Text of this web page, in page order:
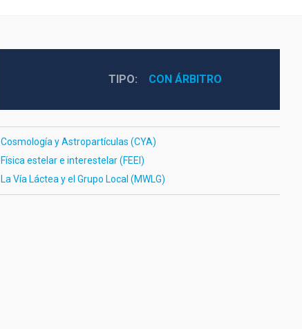
TIPO CON ÁRBITRO
Cosmología y Astropartículas (CYA)
Física estelar e interestelar (FEEI)
La Vía Láctea y el Grupo Local (MWLG)